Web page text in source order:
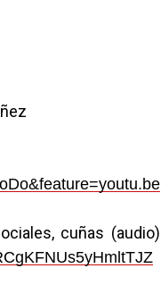
cuñas (audio)